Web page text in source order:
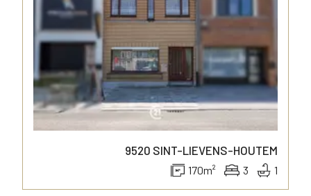
9520 SINT-LIEVENS-HOUTEM
170m² 3 1